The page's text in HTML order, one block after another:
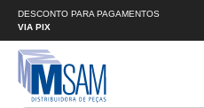
DESCONTO PARA PAGAMENTOS
VIA PIX